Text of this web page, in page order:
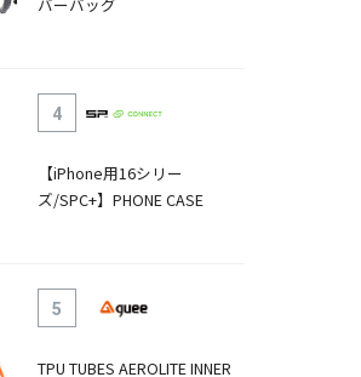
4
【iPhone用16シリー
ズ/SPC+】PHONE CASE
5
TPU TUBES AEROLITE INNER